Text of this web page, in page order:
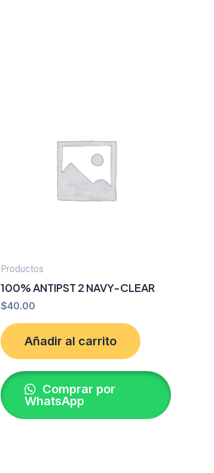
Productos
100% ANTIPST 2 NAVY-CLEAR
$40.00
Añadir al carrito
Comprar por
WhatsApp